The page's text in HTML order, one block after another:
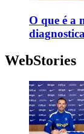
O que é a
WebStories